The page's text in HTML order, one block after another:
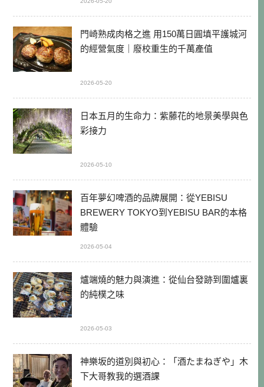
門崎熟成肉格之進 用150萬日圓填平護城河
的經營氣度｜廢校重生的千萬產值
2026-05-20
日本五月的生命力：紫藤花的地景美學與色
彩接力
2026-05-10
百年夢幻啤酒的品牌展開：從YEBISU
BREWERY TOKYO到YEBISU BAR的本格
體驗
2026-05-04
爐端燒的魅力與演進：從仙台發跡到圍爐裏
的純樸之味
2026-05-03
神樂坂的道別與初心：「酒たまねぎや」木
下大哥教我的選酒課